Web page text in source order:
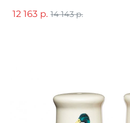
12 163 р. 14 143 р.